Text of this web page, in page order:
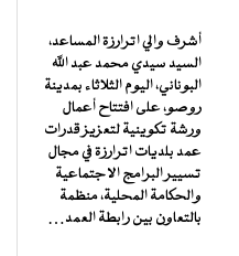
أشرف والي اترارزة المساعد،
السيد سيدي محمد عبد الله
البوناني، اليوم الثلاثاء بمدينة
روصو، على افتتاح أعمال
ورشة تكوينية لتعزيز قدرات
عمد بلديات اترارزة في مجال
تسيير البرامج الاجتماعية
والحكامة المحلية، منظمة
بالتعاون بين رابطة العمد…